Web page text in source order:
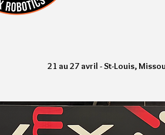
21 au 27 avril - St-Louis,